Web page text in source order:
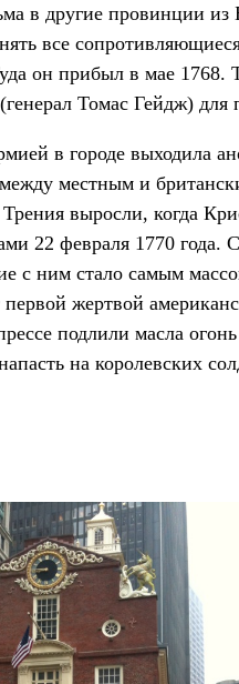
в другие провинции из
все
он прибыл в мае 1768.
Томас Гейдж) для
в городе выходила
местным и
выросли, когда
22 февраля 1770 года.
с ним стало самым
жертвой
подлили масла
на королевских